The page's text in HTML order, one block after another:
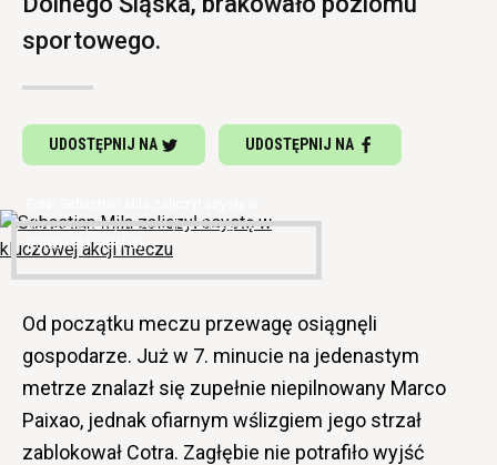
sportowego.
UDOSTĘPNIJ NA UDOSTĘPNIJ NA
kluczowej akcji meczu (fot. Grzegorz
Rutkowski / iGol.pl)
Od początku meczu przewagę osiągnęli
gospodarze. Już w 7. minucie na jedenastym
metrze znalazł się zupełnie niepilnowany Marco
Paixao, jednak ofiarnym wślizgiem jego strzał
zablokował Cotra. Zagłębie nie potrafiło wyjść